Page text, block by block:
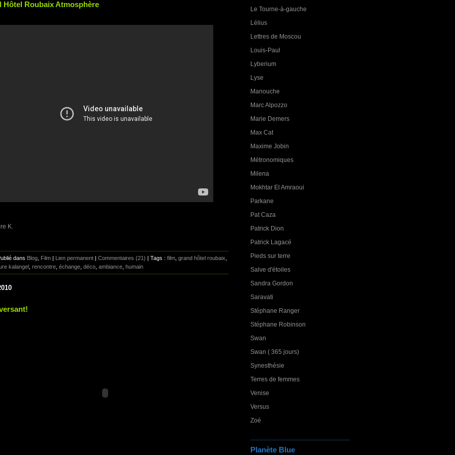
Le Tourne-à-gauche
Lélius
Lettres de Moscou
Louis-Paul
Lyberium
Lyse
Manouche
Marc Alpozzo
Marie Demers
Max Cat
Maxime Jobin
Métronomiques
Milena
Mokhtar El Amraoui
Parkane
Pat Caza
Patrick Dion
Patrick Lagacé
Pieds sur terre
Salve d'étoiles
Sandra Gordon
Saravati
Stéphane Ranger
Stéphane Robinson
Swan
Swan ( 365 jours)
Synesthésie
Terres de femmes
Venise
Versus
Zoé
Planète Blue
Hôtel Roubaix Atmosphère
K.
dans Blog, Film Lien permanent Commentaires (21) | Tags : film, grand hôtel roubaix,
kalangel , rencontre, échange, déco, ambiance, humain